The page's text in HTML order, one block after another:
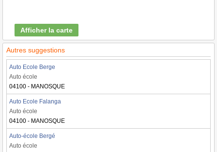
Afficher la carte
Autres suggestions
Auto Ecole Berge
Auto école
04100 - MANOSQUE
Auto Ecole Falanga
Auto école
04100 - MANOSQUE
Auto-école Bergé
Auto école